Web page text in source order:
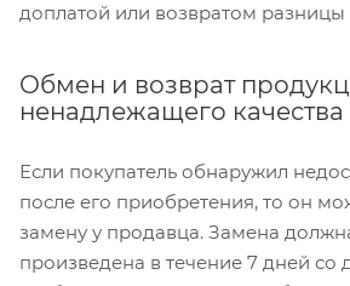
доплатой или возвратом разницы
Обмен и возврат
ненадлежащего качества
Если покупатель обнаружил
после его приобретения, то он
замену у продавца. Замена
произведена в течение 7 дней со